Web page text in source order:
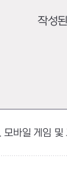
작성
모바일 게임 및